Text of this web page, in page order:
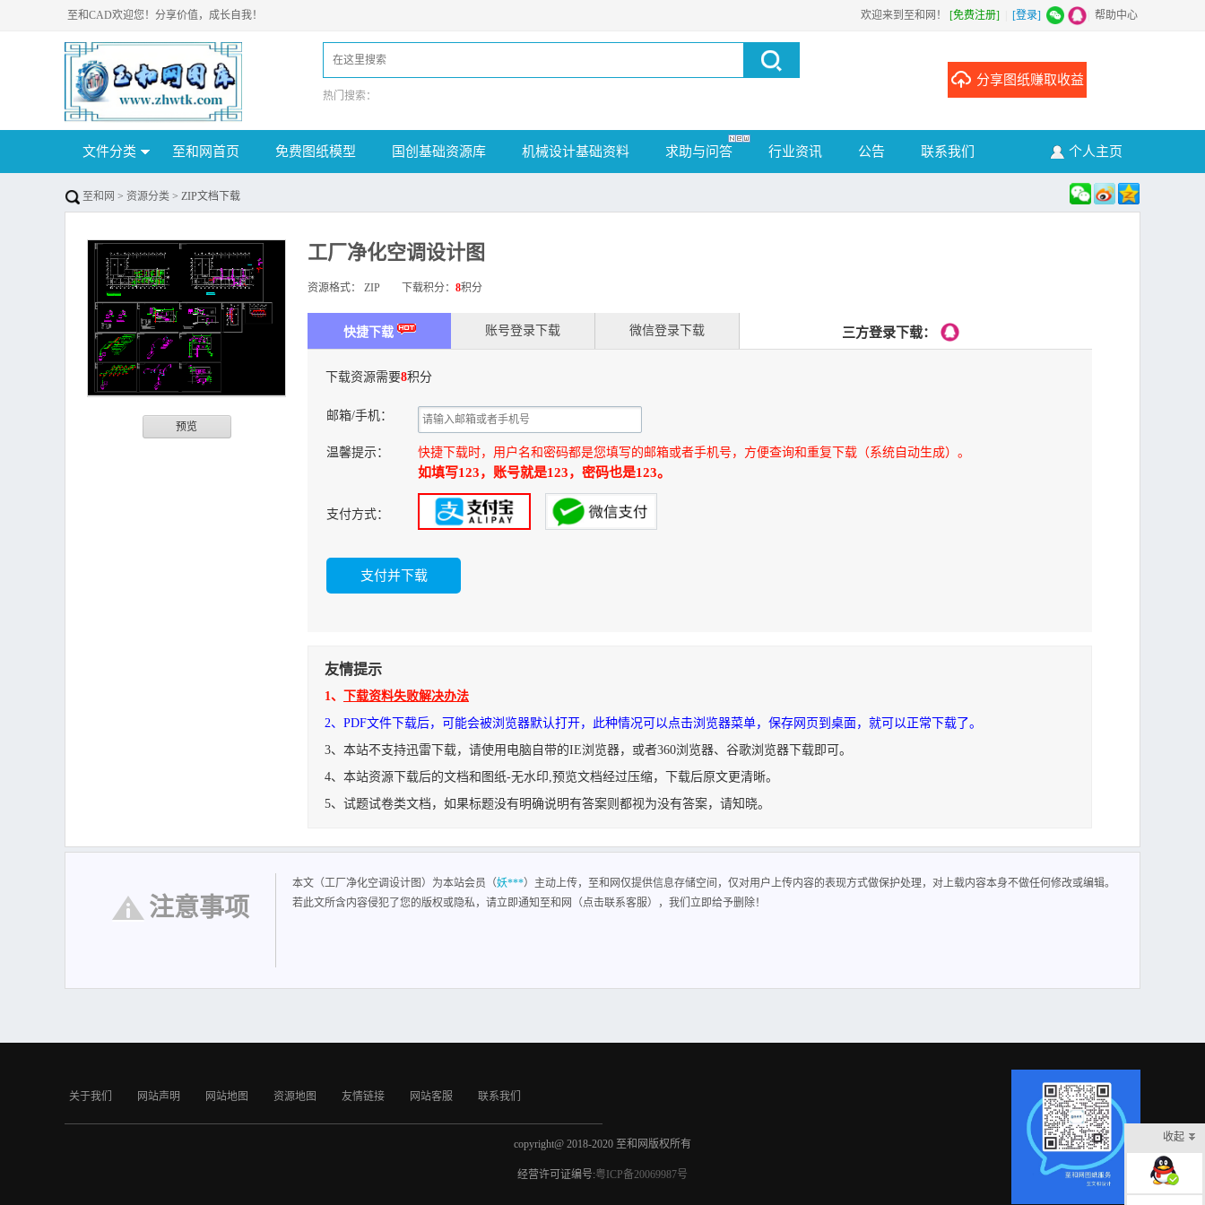
欢迎来到至和网！ [免费注册] [登录] 帮助中心
至和CAD欢迎您！分享价值，成长自我！
热门搜索：
分享图纸赚取收益
文件分类 至和网首页 免费图纸模型 国创基础资源库 机械设计基础资料 求助与问答 行业资讯 公告 联系我们 个人主页
至和网 > 资源分类 > ZIP文档下载
预览
工厂净化空调设计图
资源格式： ZIP 下载积分： 8积分
快捷下载 账号登录下载 微信登录下载 三方登录下载：
下载资源需要8积分
邮箱/手机：
温馨提示： 快捷下载时，用户名和密码都是您填写的邮箱或者手机号，方便查询和重复下载（系统自动生成）。
如填写123，账号就是123，密码也是123。
支付方式：
友情提示
1、
下载资料失败解决办法
2、PDF文件下载后，可能会被浏览器默认打开，此种情况可以点击浏览器菜单，保存网页到桌面，就可以正常下载了。
3、本站不支持迅雷下载，请使用电脑自带的IE浏览器，或者360浏览器、谷歌浏览器下载即可。
4、本站资源下载后的文档和图纸-无水印,预览文档经过压缩，下载后原文更清晰。
5、试题试卷类文档，如果标题没有明确说明有答案则都视为没有答案，请知晓。
器，应尽量采用其他综合措施以满足洁净车间对消声的要求
注意事项
本文（工厂净化空调设计图）为本站会员（妖***）主动上传，至和网仅提供信息存储空间，仅对用户上传内容的表现方式做保护处理，对上载内容本身不做任何修改或编辑。
若此文所含内容侵犯了您的版权或隐私，请立即通知至和网（点击联系客服），我们立即给予删除！
关于我们 网站声明 网站地图 资源地图 友情链接 网站客服 联系我们
copyright@ 2018-2020 至和网版权所有
经营许可证编号:粤ICP备20069987号
收起
在线客服